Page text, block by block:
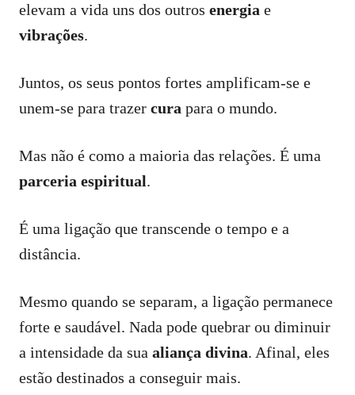
elevam a vida uns dos outros energia e
vibrações.
Juntos, os seus pontos fortes amplificam-se e
unem-se para trazer cura para o mundo.
Mas não é como a maioria das relações. É uma
parceria espiritual.
É uma ligação que transcende o tempo e a
distância.
Mesmo quando se separam, a ligação permanece
forte e saudável. Nada pode quebrar ou diminuir
a intensidade da sua aliança divina. Afinal, eles
estão destinados a conseguir mais.